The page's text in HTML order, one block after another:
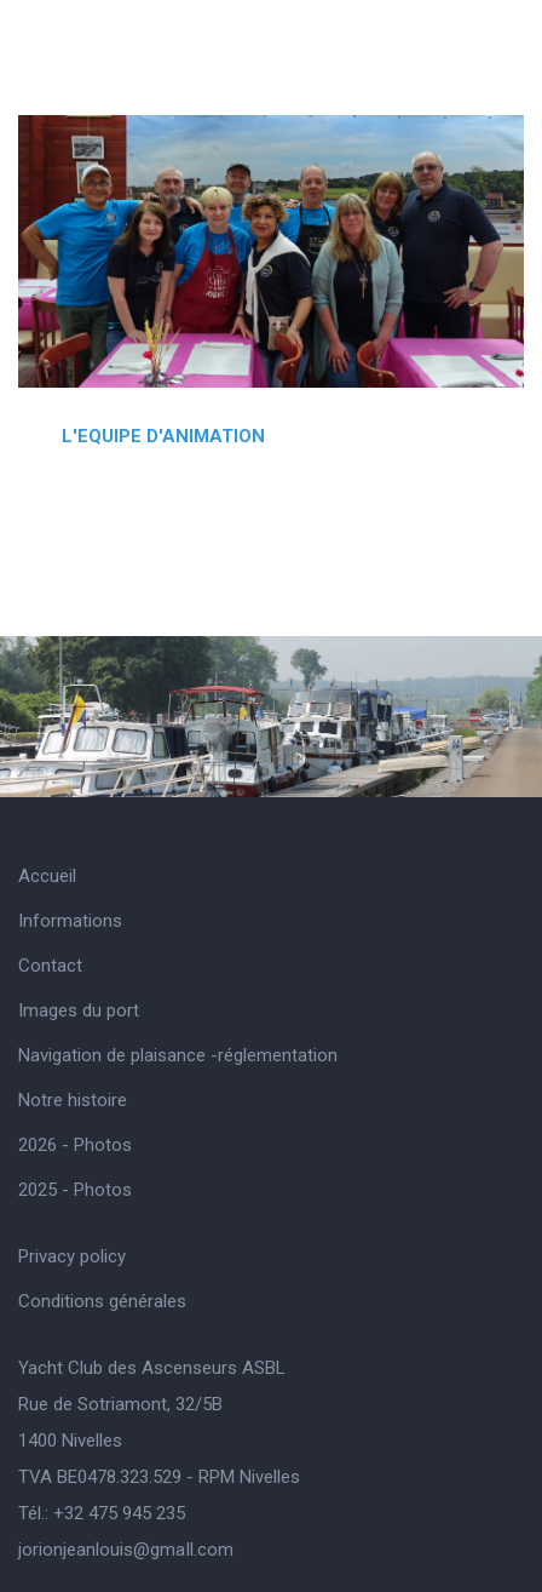
L'EQUIPE D'ANIMATION
Accueil
Informations
Contact
Images du port
Navigation de plaisance -réglementation
Notre histoire
2026 - Photos
2025 - Photos
Privacy policy
Conditions générales
Yacht Club des Ascenseurs ASBL
Rue de Sotriamont, 32/5B
1400 Nivelles
TVA BE0478.323.529 - RPM Nivelles
Tél.: +32 475 945 235
jorionjeanlouis@gmaIl.com